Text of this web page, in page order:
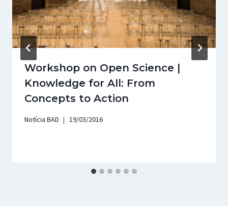
Workshop on Open Science |
Knowledge for All: From
Concepts to Action
Notícia BAD 19/03/2016